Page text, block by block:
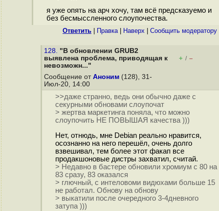
я уже опять на арч хочу, там всё предсказуемо и
без бесмыссленного слоупочества.
Ответить Правка| Наверх Cообщить модератору
128. "В обновлении GRUB2
выявлена проблема, приводящая к
невозможн..."
+ / –
Сообщение от Аноним (128), 31-
Июл-20, 14:00
>>даже странно, ведь они обычно даже с
секурными обновами слоупочат
> жертва маркетинга поняла, что можно
слоупочить НЕ ПОВЫШАЯ качества )))
Нет, отнюдь, мне Debian реально нравится,
осознанно на него перешёл, очень долго
взвешивал, тем более этот факап все
продакшоновые дистры захватил, считай.
> Недавно в бастере обновили хромиум с 80 на
83 сразу, 83 оказался
> глючный, с интеловоми видюхами больше 15
не работал. Обнову на обнову
> выкатили после очередного 3-4дневного
затупа )))